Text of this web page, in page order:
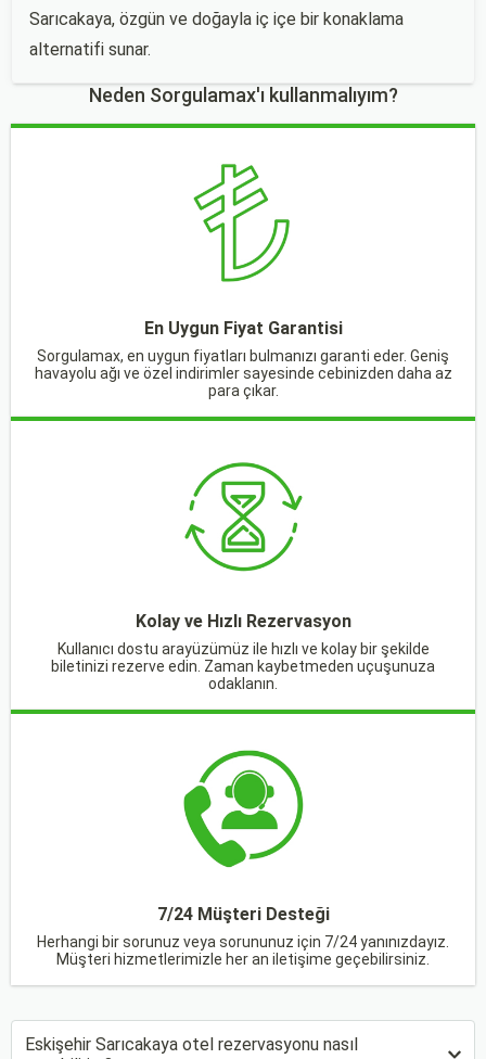
Sarıcakaya, özgün ve doğayla iç içe bir konaklama
alternatifi sunar.
Neden Sorgulamax'ı kullanmalıyım?
En Uygun Fiyat Garantisi
Sorgulamax, en uygun fiyatları bulmanızı garanti eder. Geniş
havayolu ağı ve özel indirimler sayesinde cebinizden daha az
para çıkar.
Kolay ve Hızlı Rezervasyon
Kullanıcı dostu arayüzümüz ile hızlı ve kolay bir şekilde
biletinizi rezerve edin. Zaman kaybetmeden uçuşunuza
odaklanın.
7/24 Müşteri Desteği
Herhangi bir sorunuz veya sorununuz için 7/24 yanınızdayız.
Müşteri hizmetlerimizle her an iletişime geçebilirsiniz.
Eskişehir Sarıcakaya otel rezervasyonu nasıl